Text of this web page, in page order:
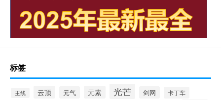
标签
主线 云顶 元气 元素 光芒 剑网 卡丁车